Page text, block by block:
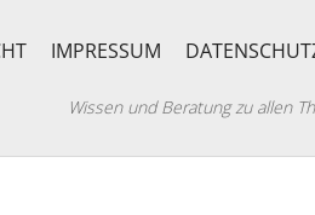
IMPRESSUM
Wissen und Beratung zu allen